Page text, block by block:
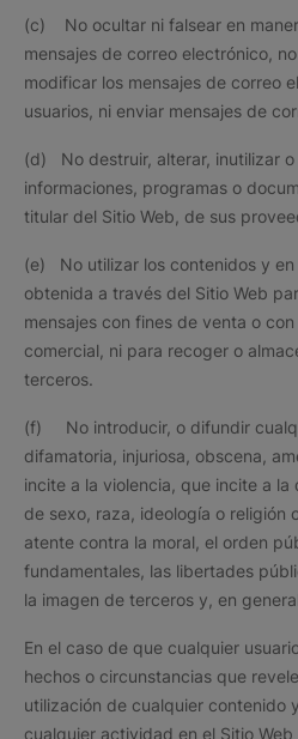
(c) No ocultar ni falsear en
mensajes de correo electrónico,
modificar los mensajes de correo
usuarios, ni enviar mensajes de
(d) No destruir, alterar, inutilizar o
informaciones, programas o
titular del Sitio Web, de sus
(e) No utilizar los contenidos y
obtenida a través del Sitio Web
mensajes con fines de venta o
comercial, ni para recoger o
terceros.
(f) No introducir, o difundir
difamatoria, injuriosa, obscena,
incite a la violencia, que incite a
de sexo, raza, ideología o religión
atente contra la moral, el orden
fundamentales, las libertades
la imagen de terceros y, en
En el caso de que cualquier
hechos o circunstancias que
utilización de cualquier contenido
cualquier actividad en el Sitio